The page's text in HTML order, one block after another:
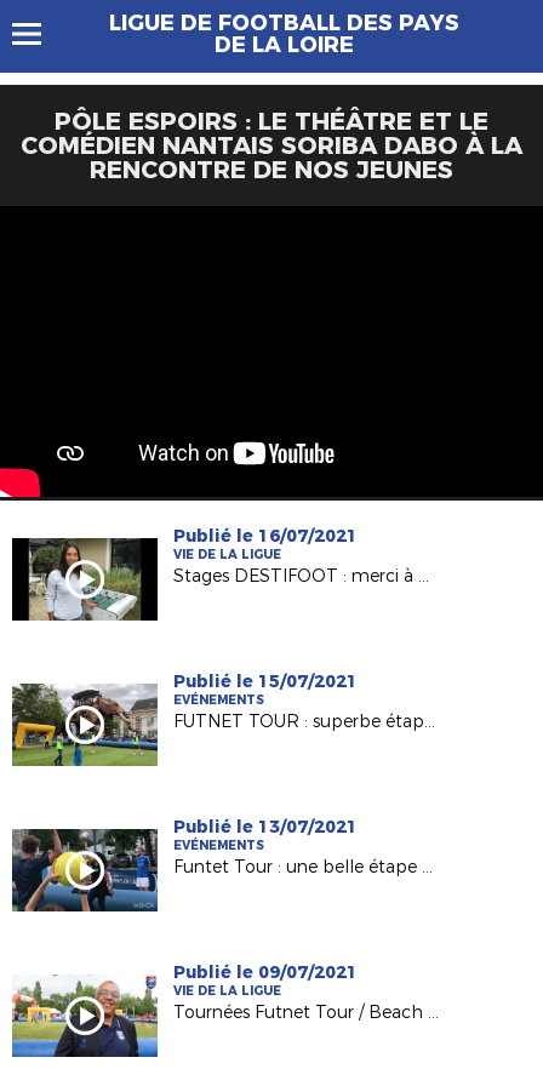
LIGUE DE FOOTBALL DES PAYS
DE LA LOIRE
PÔLE ESPOIRS : LE THÉÂTRE ET LE
COMÉDIEN NANTAIS SORIBA DABO À LA
RENCONTRE DE NOS JEUNES
Publié le 16/07/2021
VIE DE LA LIGUE
Stages DESTIFOOT : merci à note marraine Clara Matéo !
Publié le 15/07/2021
EVÉNEMENTS
FUTNET TOUR : superbe étape à Nantes !
Publié le 13/07/2021
EVÉNEMENTS
Funtet Tour : une belle étape du côté de Laval !
Publié le 09/07/2021
VIE DE LA LIGUE
Tournées Futnet Tour / Beach Vert vues par le Président de la Ligue Didier ESOR